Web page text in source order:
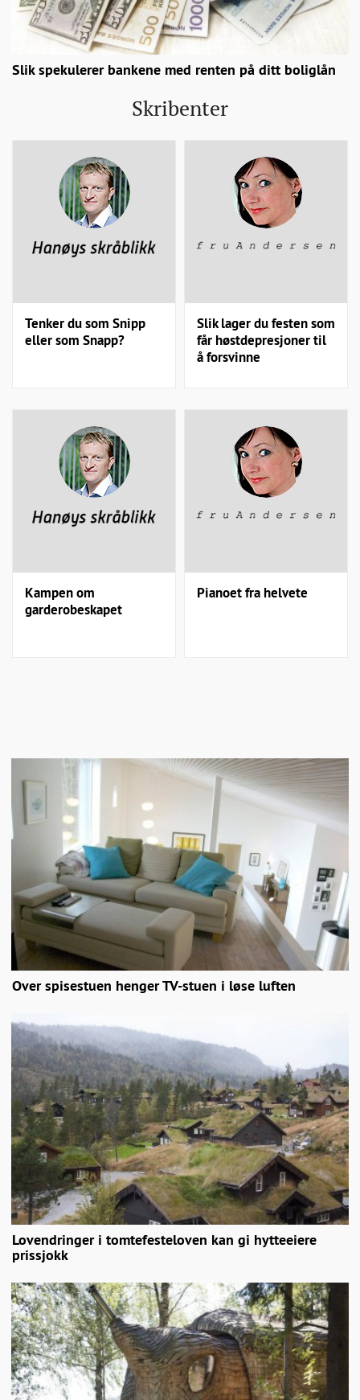
Slik spekulerer bankene med renten på ditt boliglån
Skribenter
Tenker du som Snipp
eller som Snapp?
Slik lager du festen som
får høstdepresjoner til
å forsvinne
Kampen om
garderobeskapet
Pianoet fra helvete
Over spisestuen henger TV-stuen i løse luften
Lovendringer i tomtefesteloven kan gi hytteeiere
prissjokk